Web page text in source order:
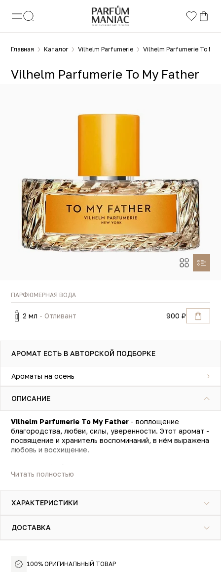
Главная Каталог Vilhelm Parfumerie Vilhelm Parfumerie To My
100% ОРИГИНАЛЬНЫЙ ТОВАР
Vilhelm Parfumerie To My Father
ПАРФЮМЕРНАЯ ВОДА
2 мл - Отливант 900 ₽
АРОМАТ ЕСТЬ В АВТОРСКОЙ ПОДБОРКЕ
Ароматы на осень
ОПИСАНИЕ
Vilhelm Parfumerie To My Father - воплощение
благородства, любви, силы, уверенности. Этот аромат -
посвящение и хранитель воспоминаний, в нём выражена
любовь и восхищение.
ощущение надёжности, спокойствия и тепла, словно
он тебе подходит!
Читать полностью
ХАРАКТЕРИСТИКИ
ДОСТАВКА